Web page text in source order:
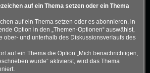
auf ein Thema setzen oder ein Thema
auf ein Thema setzen oder es abonnieren, in
Option in den „Themen-Optionen“ auswählst,
ober- und unterhalb des Diskussionsverlaufs des
auf ein Thema die Option „Mich benachrichtigen,
wurde“ aktivierst, wird das Thema